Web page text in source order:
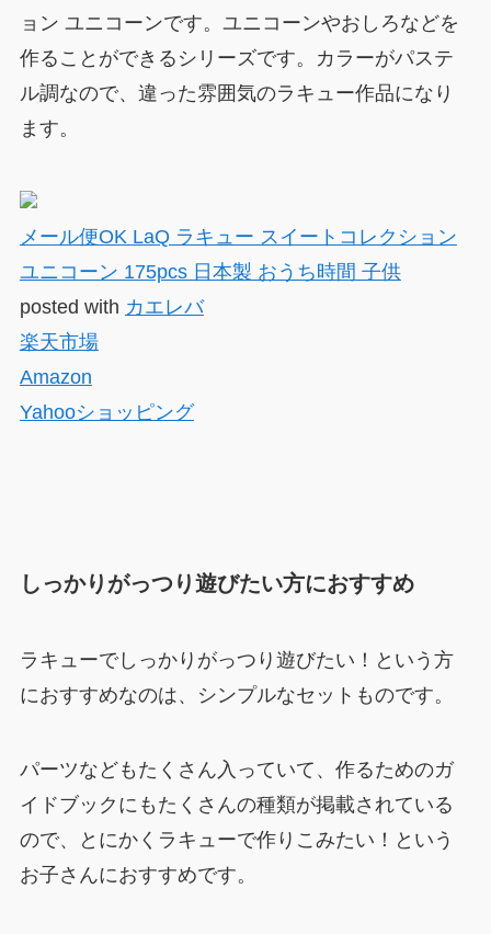
ョン ユニコーンです。ユニコーンやおしろなどを
作ることができるシリーズです。カラーがパステ
ル調なので、違った雰囲気のラキュー作品になり
ます。
メール便OK LaQ ラキュー スイートコレクション
ユニコーン 175pcs 日本製 おうち時間 子供
posted with カエレバ
楽天市場
Amazon
Yahooショッピング
しっかりがっつり遊びたい方におすすめ
ラキューでしっかりがっつり遊びたい！という方
におすすめなのは、シンプルなセットものです。
パーツなどもたくさん入っていて、作るためのガ
イドブックにもたくさんの種類が掲載されている
ので、とにかくラキューで作りこみたい！という
お子さんにおすすめです。